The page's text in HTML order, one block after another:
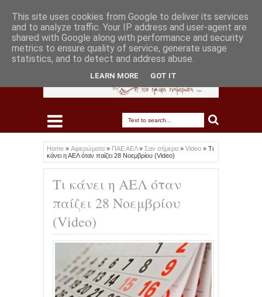
Home » Αφιερώματα » ΠΑΕ ΑΕΛ» Σαν σήμερα » Video » Τι
κάνει η ΑΕΛ όταν παίζει 28 Νοεμβρίου (Video)
Τι κάνει η ΑΕΛ όταν
παίζει 28 Νοεμβρίου
(Video)
This site uses cookies from Google to deliver its services
and to analyze traffic. Your IP address and user-agent are
shared with Google along with performance and security
metrics to ensure quality of service, generate usage
statistics, and to detect and address abuse.
LEARN MORE GOT IT